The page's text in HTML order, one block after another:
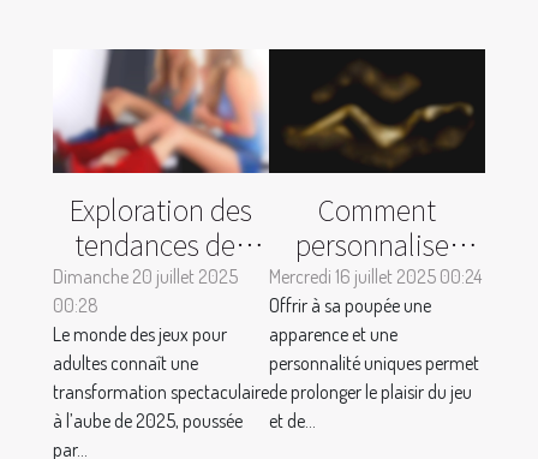
Exploration des
tendances des
jeux pour adultes
évolution et
innovation
Dimanche 20 juillet 2025
00:28
Le monde des jeux pour
adultes connaît une
transformation spectaculaire
à l’aube de 2025, poussée
par...
Comment
personnaliser
votre poupée
pour une
expérience
unique ?
Mercredi 16 juillet 2025 00:24
Offrir à sa poupée une
apparence et une
personnalité uniques permet
de prolonger le plaisir du jeu
et de...